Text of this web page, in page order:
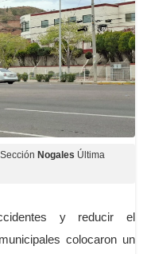
Nogales Última
y reducir el
colocaron un